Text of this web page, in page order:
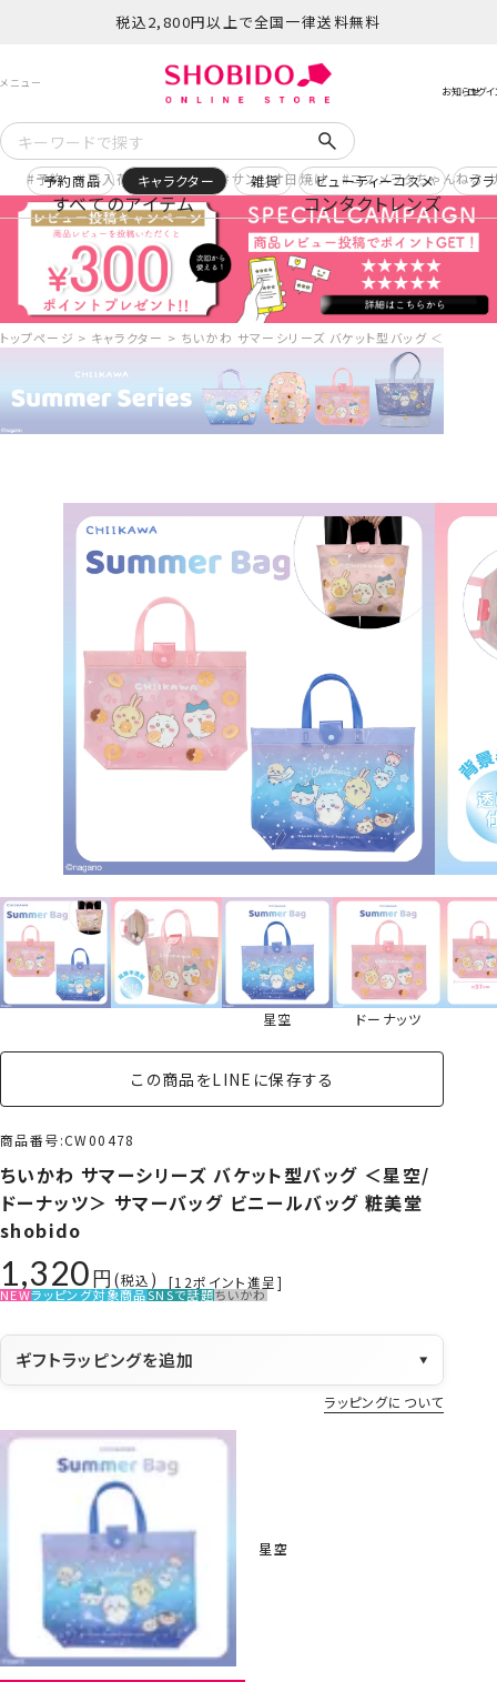
税込2,800円以上で全国一律送料無料
予約 再入荷 ヒロアカ サンリオ日焼け コスメヲタちゃんねる
すべてのアイテム コンタクトレンズ
予約商品 キャラクター 雑貨 ビューティーコスメ ブ
トップページ キャラクター ちいかわ サマーシリーズ バケット型バッグ ＜星空/
星空 ドーナッツ
この商品をLINEに保存する
商品番号 CW00478
ちいかわ サマーシリーズ バケット型バッグ ＜星空/
ドーナッツ＞ サマーバッグ ビニールバッグ 粧美堂
shobido
1,320 税込 [12ポイント進呈]
NEWラッピング対象商品SNSで話題ちいかわ
ギフトラッピングを追加 ▼
ラッピングについて
星空